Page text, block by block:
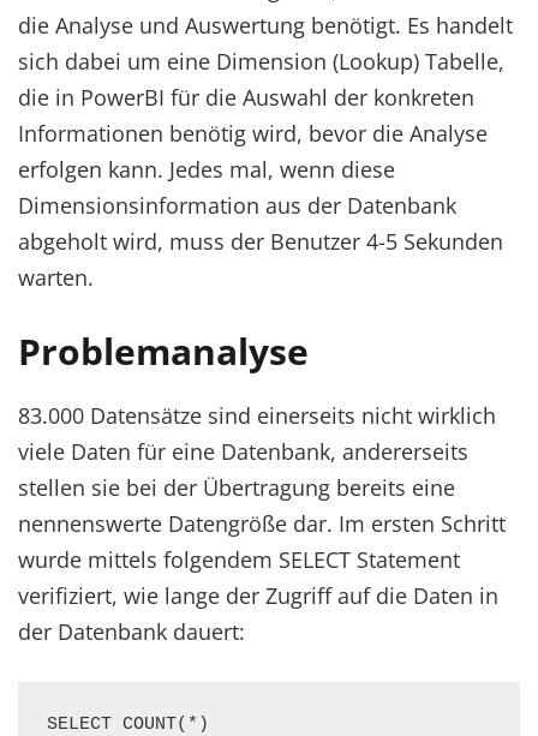
die Analyse und Auswertung benötigt. Es handelt
sich dabei um eine Dimension (Lookup) Tabelle,
die in PowerBI für die Auswahl der konkreten
Informationen benötig wird, bevor die Analyse
erfolgen kann. Jedes mal, wenn diese
Dimensionsinformation aus der Datenbank
abgeholt wird, muss der Benutzer 4-5 Sekunden
warten.
Problemanalyse
83.000 Datensätze sind einerseits nicht wirklich
viele Daten für eine Datenbank, andererseits
stellen sie bei der Übertragung bereits eine
nennenswerte Datengröße dar. Im ersten Schritt
wurde mittels folgendem SELECT Statement
verifiziert, wie lange der Zugriff auf die Daten in
der Datenbank dauert:
SELECT COUNT(*)